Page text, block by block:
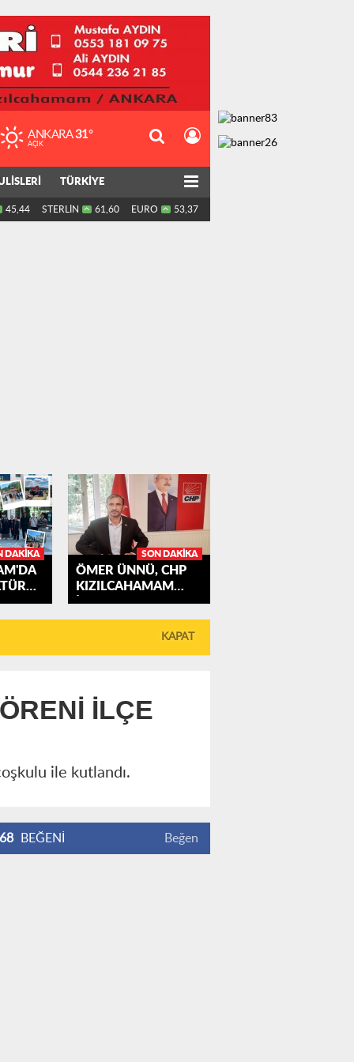
ANKARA31°
AÇIK
TÜRKİYE
45,44 STERLİN 61,60 EURO 53,37
DAKIKA SON DAKIKA
ÖMER ÜNNÜ, CHP
KIZILCAHAMAM
İLÇE...
KAPAT
İLÇE
ile kutlandı.
68 BEĞENİ Beğen